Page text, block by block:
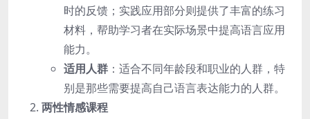
时的反馈；实践应用部分则提供了丰富的练习
材料，帮助学习者在实际场景中提高语言应用
能力。
适用人群 ：适合不同年龄段和职业的人群，特
别是那些需要提高自己语言表达能力的人群。
两性情感课程